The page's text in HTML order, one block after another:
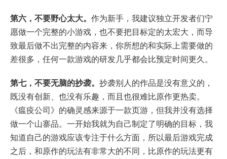
第六，不要野心太大。 作为新手，我建议独立开发者们宁
愿做一个完整的小游戏，也不要把目标定的太宏大，而导
致最后做不出完整的内容来，你所想的和实际上需要做的
差很多，任何一款游戏的研发几乎都会比预定时间更久。
第七，不要无脑的抄袭。 抄袭别人的作品是没有意义的，
既没有创新、也没有乐趣，而且也很难比原作更热卖。
《瘟疫公司》的确灵感来源于一款页游，但我并没有选择
做一个山寨品。一开始我就为自己制定了明确的目标，我
知道自己的游戏应该专注于什么方面，所以最后游戏完成
之后，和原作的玩法有非常大的不同，比原作的玩法更有